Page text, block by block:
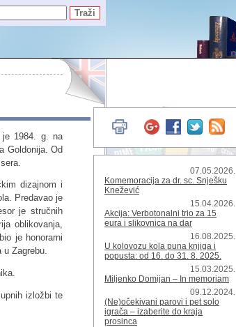
je 1984. g. na
Goldonija. Od
dizajnom i
Predavao je
je stručnih
oblikovanja,
je honorarni
u Zagrebu.
izložbi te
07.05.2026.
Komemoracija za dr. sc. Snješku
Knežević
15.04.2026.
Akcija: Verbotonalni trio za 15
eura i slikovnica na dar
16.08.2025.
U kolovozu kola puna knjiga i
popusta: od 16. do 31. 8. 2025.
15.03.2025.
Miljenko Domijan – In memoriam
09.12.2024.
(Ne)očekivani parovi i pet solo
igrača – izaberite do kraja
prosinca